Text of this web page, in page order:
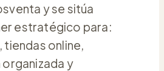
y se sitúa
estratégico para:
online,
y